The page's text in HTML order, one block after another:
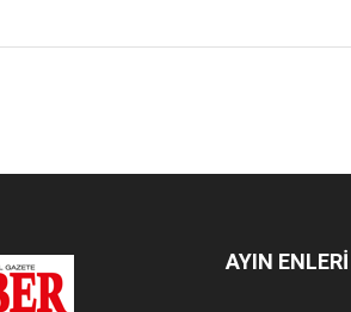
AYIN ENLERİ